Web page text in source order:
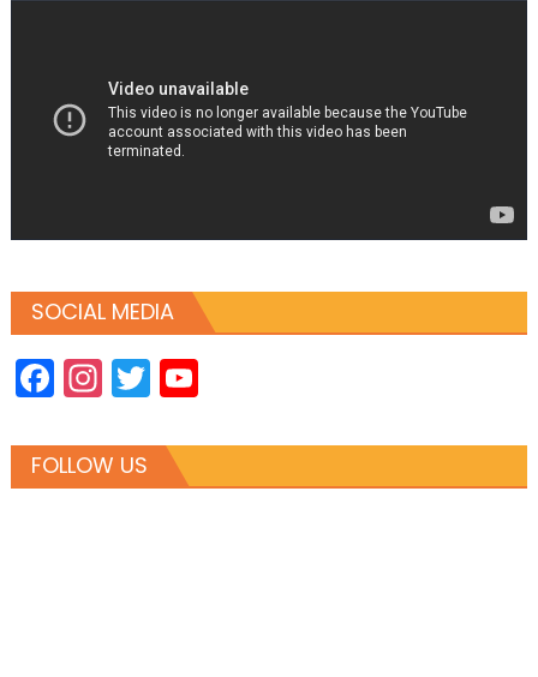
SOCIAL MEDIA
Facebook
Instagram
TwitterYouTube
FOLLOW US